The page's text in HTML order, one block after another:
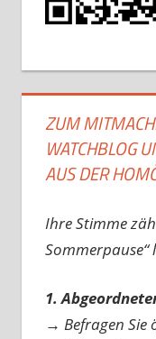
ZUM
WATCHBLOG
AUS DER
Ihre Stimme
Sommerpause“
1.
→ Befragen Sie